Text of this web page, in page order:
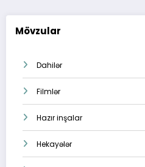
Mövzular
Dahilər
Filmlər
Hazır inşalar
Hekayələr